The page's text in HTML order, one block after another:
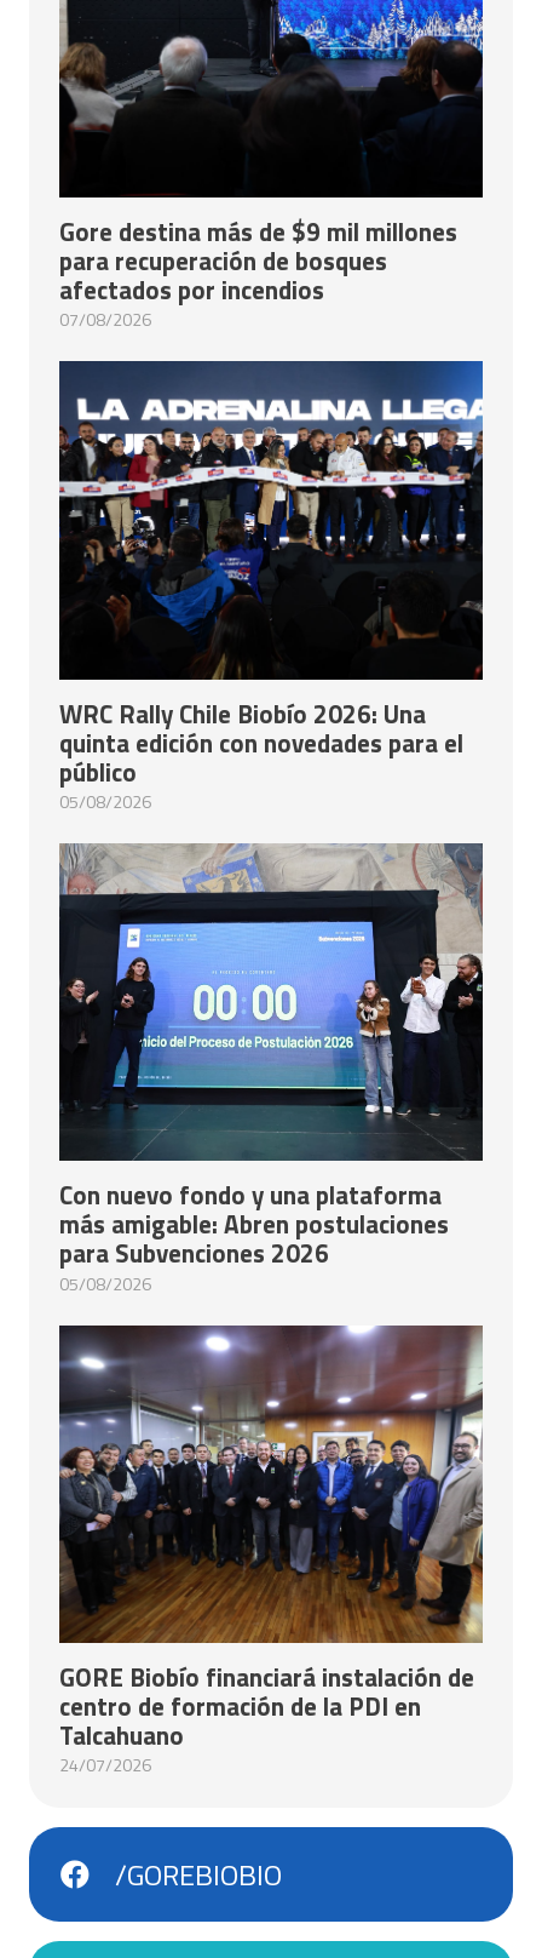
Gore destina más de $9 mil millones
para recuperación de bosques
afectados por incendios
07/08/2026
WRC Rally Chile Biobío 2026: Una
quinta edición con novedades para el
público
05/08/2026
Con nuevo fondo y una plataforma
más amigable: Abren postulaciones
para Subvenciones 2026
05/08/2026
GORE Biobío financiará instalación de
centro de formación de la PDI en
Talcahuano
24/07/2026
/GOREBIOBIO